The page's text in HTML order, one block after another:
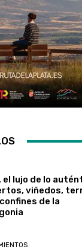
el lujo de lo
viñedos,
de la